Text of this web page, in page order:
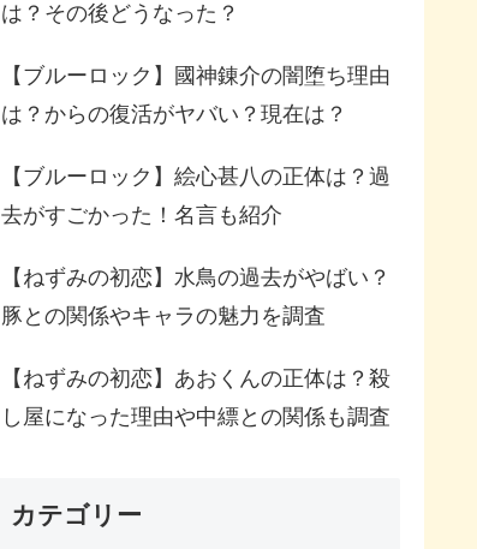
は？その後どうなった？
【ブルーロック】國神錬介の闇堕ち理由
は？からの復活がヤバい？現在は？
【ブルーロック】絵心甚八の正体は？過
去がすごかった！名言も紹介
【ねずみの初恋】水鳥の過去がやばい？
豚との関係やキャラの魅力を調査
【ねずみの初恋】あおくんの正体は？殺
し屋になった理由や中縹との関係も調査
カテゴリー